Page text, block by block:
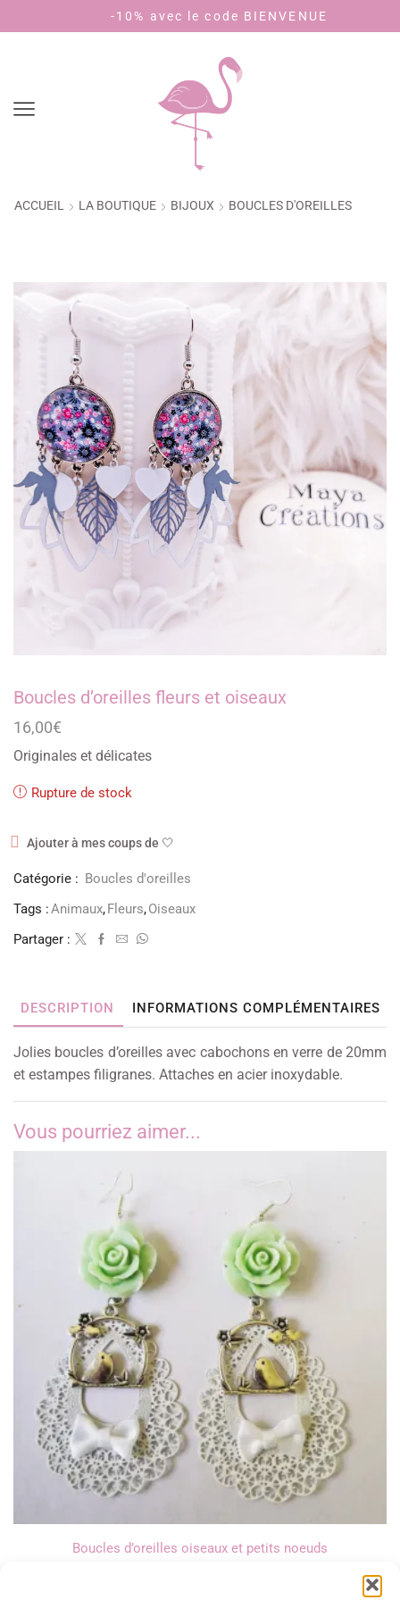
-10% avec le code BIENVENUE
ACCUEIL LA BOUTIQUE BIJOUX BOUCLES D'OREILLES
Boucles d’oreilles fleurs et oiseaux
16,00€
Originales et délicates
Rupture de stock
Ajouter à mes coups de 🤍
Catégorie : Boucles d'oreilles
Tags :Animaux,Fleurs,Oiseaux
Partager :
DESCRIPTION INFORMATIONS COMPLÉMENTAIRES
Jolies boucles d’oreilles avec cabochons en verre de 20mm
et estampes filigranes. Attaches en acier inoxydable.
Vous pourriez aimer...
Boucles d’oreilles oiseaux et petits noeuds